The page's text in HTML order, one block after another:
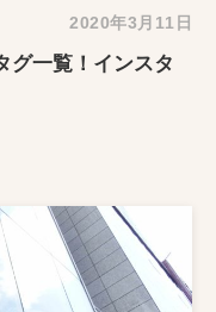
2020年3月11日
グ一覧！インスタ